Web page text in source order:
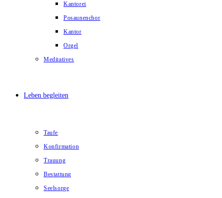
Kantorei
Posaunenchor
Kantor
Orgel
Meditatives
Leben begleiten
Taufe
Konfirmation
Trauung
Bestattung
Seelsorge